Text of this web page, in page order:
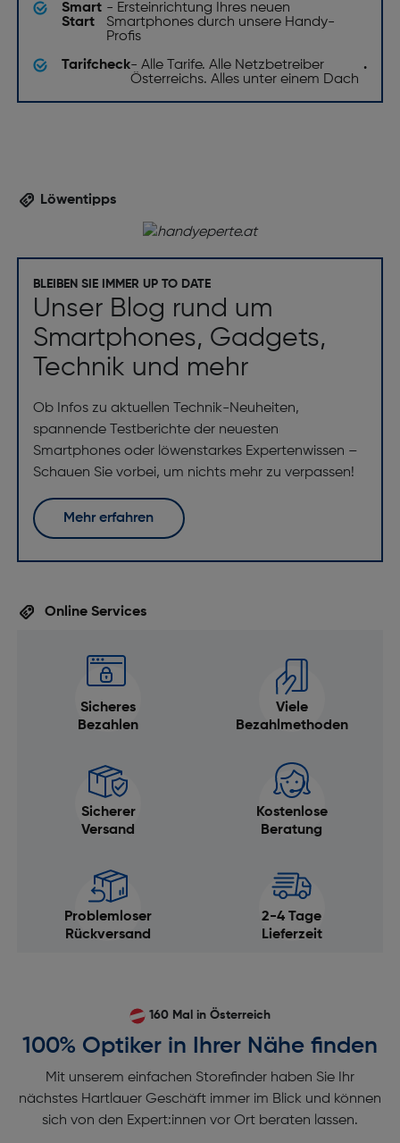
Smart
Start
- Ersteinrichtung Ihres neuen
Smartphones durch unsere Handy-
Profis
Tarifcheck- Alle Tarife. Alle Netzbetreiber
Österreichs. Alles unter einem Dach
.
Löwentipps
BLEIBEN SIE IMMER UP TO DATE
Unser Blog rund um
Smartphones, Gadgets,
Technik und mehr
Ob Infos zu aktuellen Technik-Neuheiten,
spannende Testberichte der neuesten
Smartphones oder löwenstarkes Expertenwissen –
Schauen Sie vorbei, um nichts mehr zu verpassen!
Mehr erfahren
Online Services
Sicheres
Bezahlen
Viele
Bezahlmethoden
Sicherer
Versand
Kostenlose
Beratung
Problemloser
Rückversand
2-4 Tage
Lieferzeit
160 Mal in Österreich
100% Optiker in Ihrer Nähe finden
Mit unserem einfachen Storefinder haben Sie Ihr
nächstes Hartlauer Geschäft immer im Blick und können
sich von den Expert:innen vor Ort beraten lassen.